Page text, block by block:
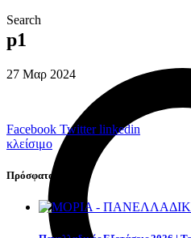
Search
p1
27 Μαρ 2024
Facebook Twitter linkedin
κλείσιμο
Πρόσφατα Νέα